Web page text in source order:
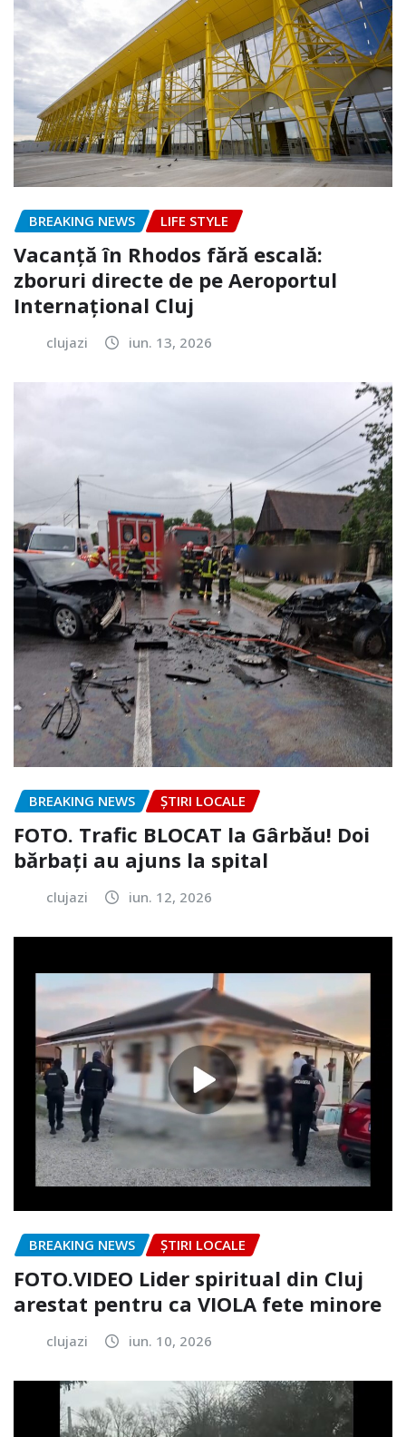
BREAKING NEWS LIFE STYLE
Vacanță în Rhodos fără escală:
zboruri directe de pe Aeroportul
Internațional Cluj
clujazi iun. 13, 2026
BREAKING NEWS ȘTIRI LOCALE
FOTO. Trafic BLOCAT la Gârbău! Doi
bărbați au ajuns la spital
clujazi iun. 12, 2026
BREAKING NEWS ȘTIRI LOCALE
FOTO.VIDEO Lider spiritual din Cluj
arestat pentru ca VIOLA fete minore
clujazi iun. 10, 2026